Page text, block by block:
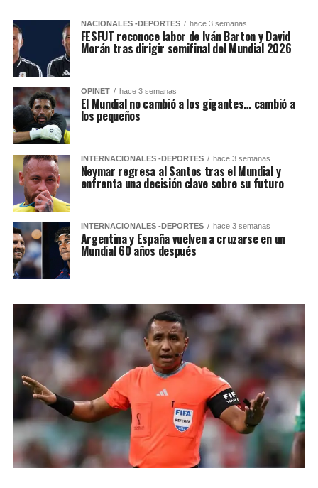
NACIONALES -DEPORTES hace 3 semanas
FESFUT reconoce labor de Iván Barton y David
Morán tras dirigir semifinal del Mundial 2026
OPINET hace 3 semanas
El Mundial no cambió a los gigantes… cambió a
los pequeños
INTERNACIONALES -DEPORTES hace 3 semanas
Neymar regresa al Santos tras el Mundial y
enfrenta una decisión clave sobre su futuro
INTERNACIONALES -DEPORTES hace 3 semanas
Argentina y España vuelven a cruzarse en un
Mundial 60 años después